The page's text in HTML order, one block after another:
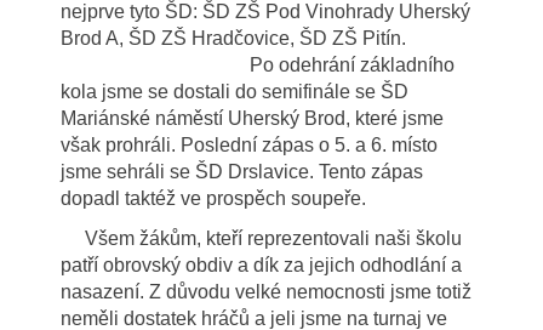
nejprve tyto ŠD: ŠD ZŠ Pod Vinohrady Uherský
Brod A, ŠD ZŠ Hradčovice, ŠD ZŠ Pitín.
Po odehrání základního
kola jsme se dostali do semifinále se ŠD
Mariánské náměstí Uherský Brod, které jsme
však prohráli. Poslední zápas o 5. a 6. místo
jsme sehráli se ŠD Drslavice. Tento zápas
dopadl taktéž ve prospěch soupeře.
Všem žákům, kteří reprezentovali naši školu
patří obrovský obdiv a dík za jejich odhodlání a
nasazení. Z důvodu velké nemocnosti jsme totiž
neměli dostatek hráčů a jeli jsme na turnaj ve